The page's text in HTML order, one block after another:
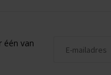
één van